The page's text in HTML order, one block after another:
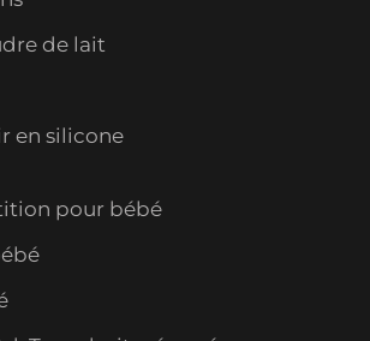
de lait
en silicone
pour bébé